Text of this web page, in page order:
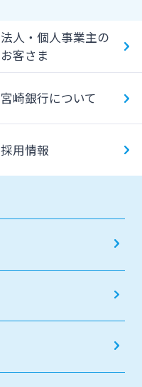
法人・個人事業主の
お客さま
宮崎銀行について
採用情報